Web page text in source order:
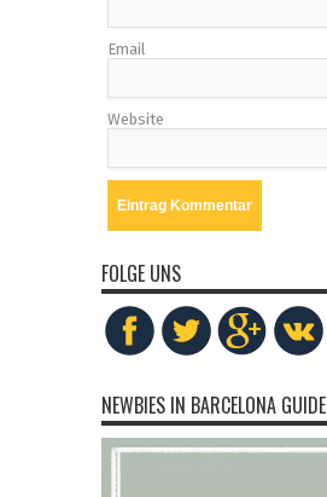
Email
Website
FOLGE UNS
NEWBIES IN BARCELONA GUIDE